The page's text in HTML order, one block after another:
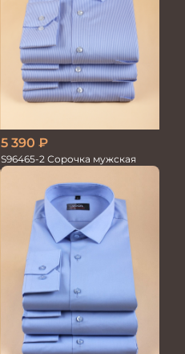
5 390 ₽
S96465-2 Сорочка мужская